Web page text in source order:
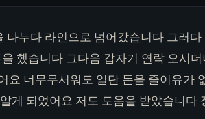
누다 라인으로 넘어갔습니다 그러
했습니다 그다음 갑자기 연락 오시
요 너무무서워도 일단 돈을 줄이유가
게 되었어요 저도 도움을 받았습니다